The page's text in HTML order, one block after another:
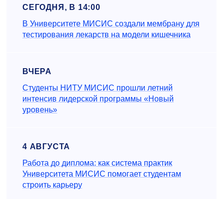
СЕГОДНЯ, В 14:00
В Университете МИСИС создали мембрану для
тестирования лекарств на модели кишечника
ВЧЕРА
Студенты НИТУ МИСИС прошли летний
интенсив лидерской программы «Новый
уровень»
4 АВГУСТА
Работа до диплома: как система практик
Университета МИСИС помогает студентам
строить карьеру